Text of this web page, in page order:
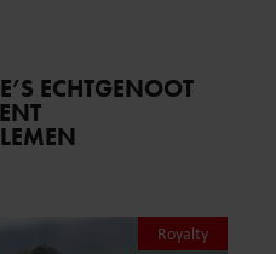
ECHTGENOOT
Royalty